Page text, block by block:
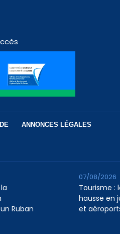
ANNONCES LÉGALES
Ruban
Tourisme :
hausse en
et
07/08/2026